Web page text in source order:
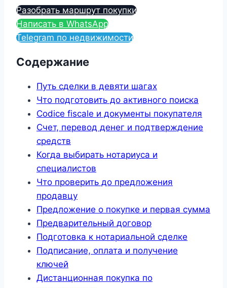
Разобрать маршрут покупки
Написать в WhatsApp
Telegram по недвижимости
Содержание
Путь сделки в девяти шагах
Что подготовить до активного поиска
Codice fiscale и документы покупателя
Счет, перевод денег и подтверждение
средств
Когда выбирать нотариуса и
специалистов
Что проверить до предложения
продавцу
Предложение о покупке и первая сумма
Предварительный договор
Подготовка к нотариальной сделке
Подписание, оплата и получение
ключей
Дистанционная покупка по